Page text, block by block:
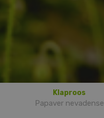
Klaproos
Papaver nevadense